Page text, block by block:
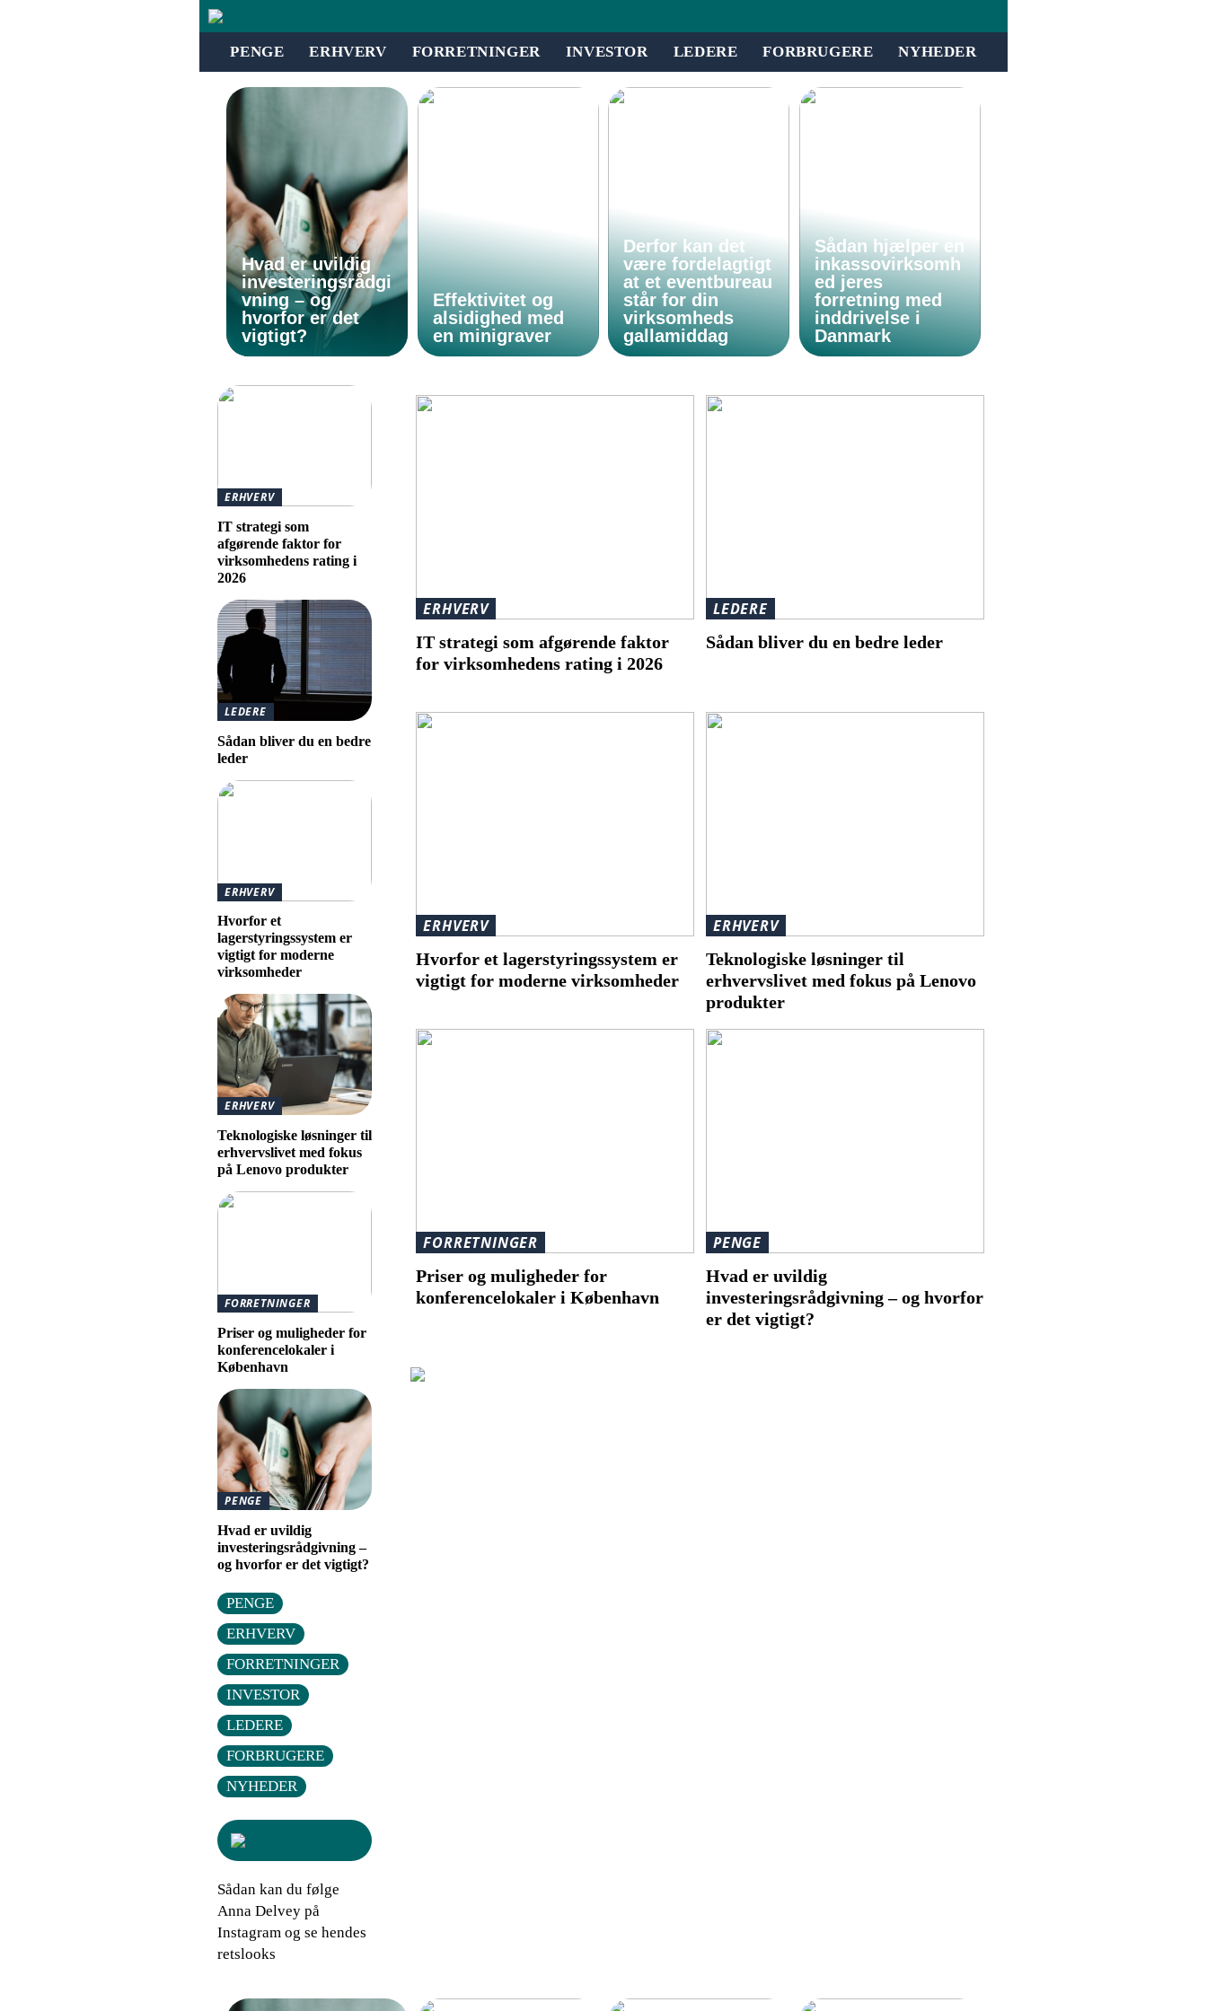
PENGE ERHVERV FORRETNINGER INVESTOR LEDERE FORBRUGERE NYHEDER
Hvad er uvildig
investeringsrådgi
vning – og
hvorfor er det
vigtigt?
Effektivitet og
alsidighed med
en minigraver
Derfor kan det
være fordelagtigt
at et eventbureau
står for din
virksomheds
gallamiddag
Sådan hjælper en
inkassovirksomh
ed jeres
forretning med
inddrivelse i
Danmark
ERHVERV
IT strategi som afgørende faktor
for virksomhedens rating i 2026
LEDERE
Sådan bliver du en bedre leder
ERHVERV
Hvorfor et lagerstyringssystem er
vigtigt for moderne virksomheder
ERHVERV
Teknologiske løsninger til
erhvervslivet med fokus på Lenovo
produkter
FORRETNINGER
Priser og muligheder for
konferencelokaler i København
PENGE
Hvad er uvildig
investeringsrådgivning – og hvorfor
er det vigtigt?
ERHVERV
IT strategi som
afgørende faktor for
virksomhedens rating i
2026
LEDERE
Sådan bliver du en bedre
leder
ERHVERV
Hvorfor et
lagerstyringssystem er
vigtigt for moderne
virksomheder
ERHVERV
Teknologiske løsninger til
erhvervslivet med fokus
på Lenovo produkter
FORRETNINGER
Priser og muligheder for
konferencelokaler i
København
PENGE
Hvad er uvildig
investeringsrådgivning –
og hvorfor er det vigtigt?
PENGE
ERHVERV
FORRETNINGER
INVESTOR
LEDERE
FORBRUGERE
NYHEDER
Sådan kan du følge
Anna Delvey på
Instagram og se hendes
retslooks